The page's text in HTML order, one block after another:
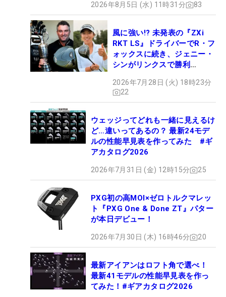
2026年8月5日 (水) 11時31分 83
風に強い!? 未発表の『ZXi
RKT LS』ドライバーでR・フ
ォックスに続き、ジェニー・
シンがリンクスで勝利
2026年7月28日 (火) 18時23分
22
ウェッジってどれも一緒に見えるけ
ど…違いってあるの？ 最新24モデ
ルの性能早見表を作ってみた #ギ
アカタログ2026
2026年7月31日 (金) 12時15分 25
PXG初の高MOI×ゼロトルクマレッ
ト『PXG One & Done ZT』パター
が本日デビュー！
2026年7月30日 (木) 16時46分 20
最新アイアンはロフト角で選べ！
最新41モデルの性能早見表を作っ
てみた！#ギアカタログ2026